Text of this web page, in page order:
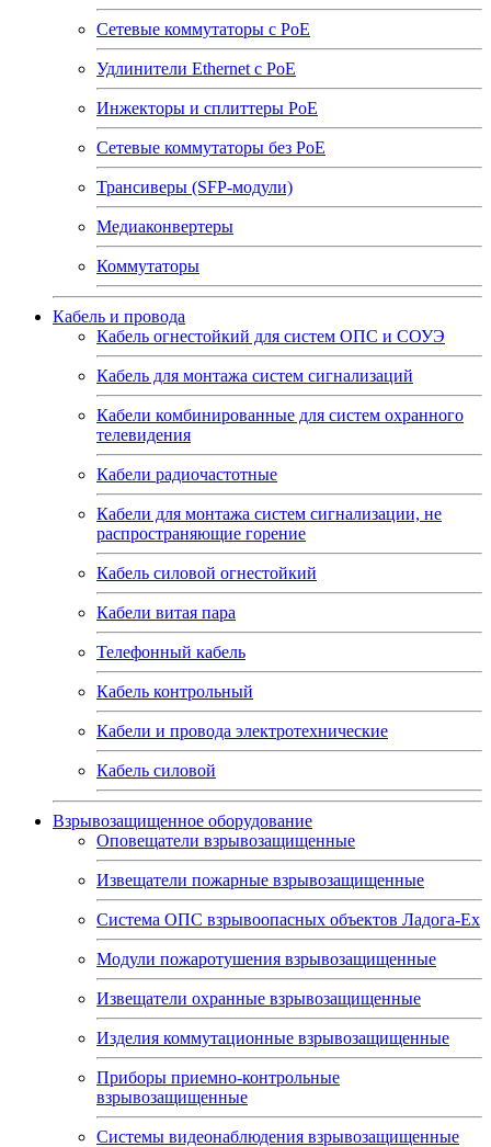
Сетевые коммутаторы с РоЕ
Удлинители Ethernet с PoE
Инжекторы и сплиттеры РоЕ
Сетевые коммутаторы без РоЕ
Трансиверы (SFP-модули)
Медиаконвертеры
Коммутаторы
Кабель и провода
Кабель огнестойкий для систем ОПС и СОУЭ
Кабель для монтажа систем сигнализаций
Кабели комбинированные для систем охранного
телевидения
Кабели радиочастотные
Кабели для монтажа систем сигнализации, не
распространяющие горение
Кабель силовой огнестойкий
Кабели витая пара
Телефонный кабель
Кабель контрольный
Кабели и провода электротехнические
Кабель силовой
Взрывозащищенное оборудование
Оповещатели взрывозащищенные
Извещатели пожарные взрывозащищенные
Система ОПС взрывоопасных объектов Ладога-Ex
Модули пожаротушения взрывозащищенные
Извещатели охранные взрывозащищенные
Изделия коммутационные взрывозащищенные
Приборы приемно-контрольные
взрывозащищенные
Системы видеонаблюдения взрывозащищенные